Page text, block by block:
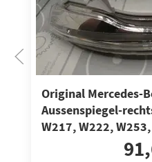
Original Mercedes-
Aussenspiegel-
W217, W222,